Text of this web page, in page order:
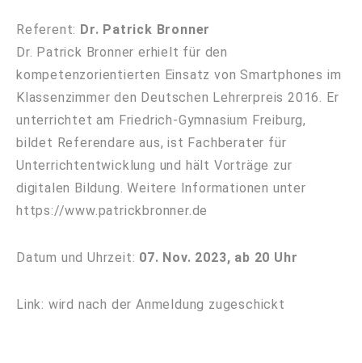
Referent: Dr. Patrick Bronner
Dr. Patrick Bronner erhielt für den
kompetenzorientierten Einsatz von Smartphones im
Klassenzimmer den Deutschen Lehrerpreis 2016. Er
unterrichtet am Friedrich-Gymnasium Freiburg,
bildet Referendare aus, ist Fachberater für
Unterrichtentwicklung und hält Vorträge zur
digitalen Bildung. Weitere Informationen unter
https://www.patrickbronner.de
Datum und Uhrzeit: 07. Nov. 2023, ab 20 Uhr
Link: wird nach der Anmeldung zugeschickt